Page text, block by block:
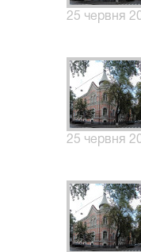
25 червня
25 червня